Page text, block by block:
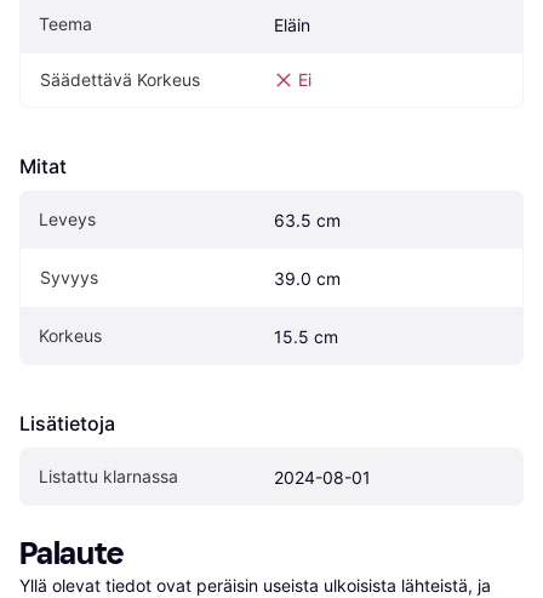
Teema Eläin
Säädettävä Korkeus Ei
Mitat
Leveys 63.5 cm
Syvyys 39.0 cm
Korkeus 15.5 cm
Lisätietoja
Listattu klarnassa 2024-08-01
Palaute
Yllä olevat tiedot ovat peräisin useista ulkoisista lähteistä, ja